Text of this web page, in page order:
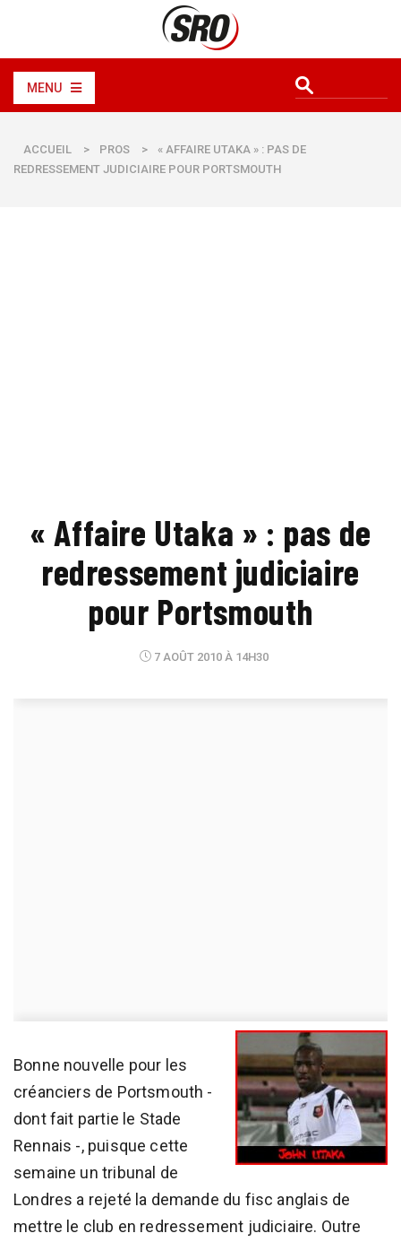
MENU
ACCUEIL > PROS >
« AFFAIRE UTAKA » : PAS DE
REDRESSEMENT JUDICIAIRE POUR PORTSMOUTH
« Affaire Utaka » : pas de
redressement judiciaire
pour Portsmouth
7 AOÛT 2010 À 14H30
Bonne nouvelle pour les
créanciers de Portsmouth -
dont fait partie le Stade
Rennais -, puisque cette
semaine un tribunal de
Londres a rejeté la demande du fisc anglais de
mettre le club en redressement judiciaire. Outre